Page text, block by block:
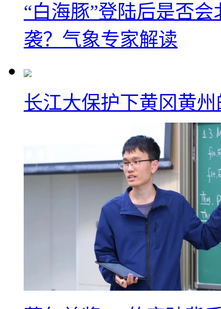
“白海豚”登陆后是否
袭？气象专家解读
长江大保护下黄冈黄